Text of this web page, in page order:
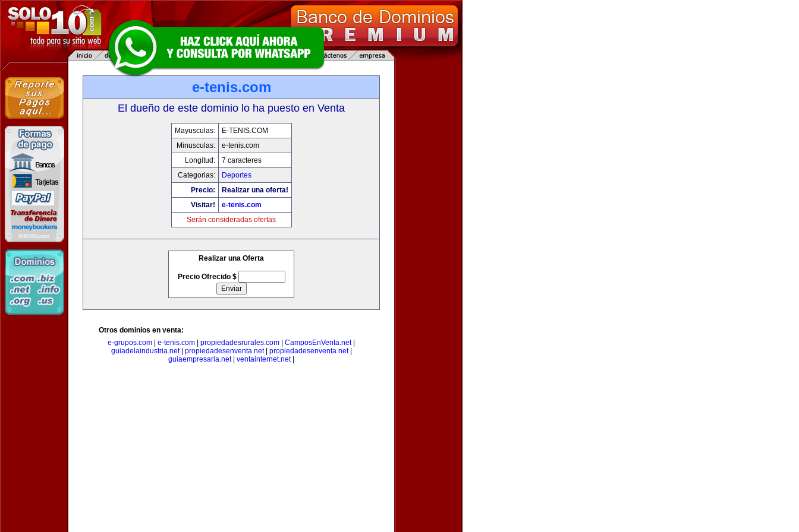
e-tenis.com
El dueño de este dominio lo ha puesto en Venta
Mayusculas:
E-TENIS.COM
Minusculas:
e-tenis.com
Longitud:
7 caracteres
Categorias:
Deportes
Precio:
Realizar una oferta!
Visitar!
e-tenis.com
Serán consideradas ofertas
Realizar una Oferta
Precio Ofrecido $
Otros dominios en venta:
e-grupos.com
e-tenis.com propiedadesrurales.com CamposEnVenta.net
guiadelaindustria.net propiedadesenventa.net propiedadesenventa.net|
guiaempresaria.net| ventainternet.net|